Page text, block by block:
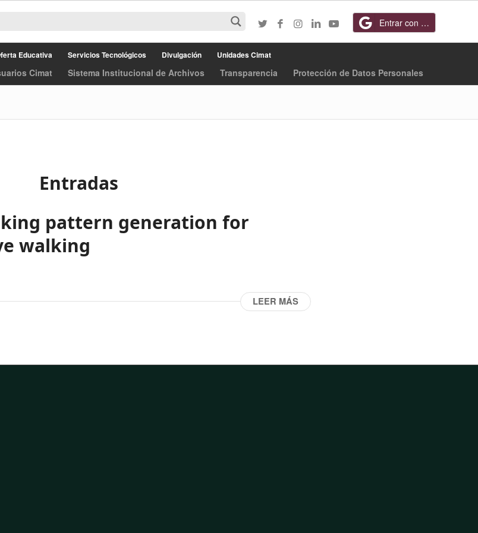
Entrar con Google
Educativa Servicios Tecnológicos Divulgación Unidades Cimat
Cimat Sistema Institucional de Archivos Transparencia Protección de Datos Personales
Entradas
pattern generation for
walking
LEER MÁS